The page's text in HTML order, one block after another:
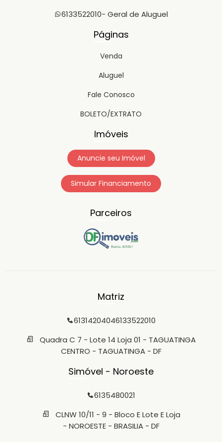
6133522010- Geral de Aluguel
Páginas
Venda
Aluguel
Fale Conosco
BOLETO/EXTRATO
Imóveis
Anuncie seu Imóvel
Simular Financiamento
Parceiros
Matriz
61314204046133522010
Quadra C 7 - Lote 14 Loja 01 - TAGUATINGA
CENTRO - TAGUATINGA - DF
Simóvel - Noroeste
6135480021
CLNW 10/11 - 9 - Bloco E Lote E Loja
- NOROESTE - BRASILIA - DF